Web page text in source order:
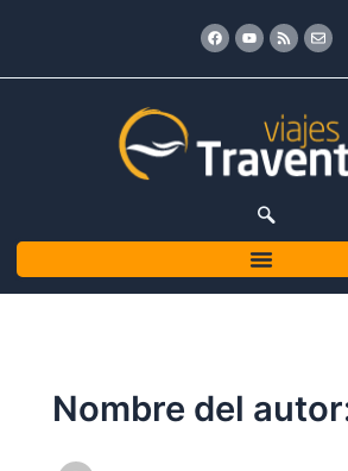
Facebook
Youtube
Rss
Nombre del